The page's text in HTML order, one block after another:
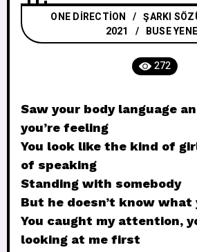
ONE DIRECTION /ŞARKI
2021
BUSE
272
Saw your body language
you’re feeling
You look like the kind of
of speaking
Standing with somebody
But he doesn’t know what
You caught my attention,
looking at me first